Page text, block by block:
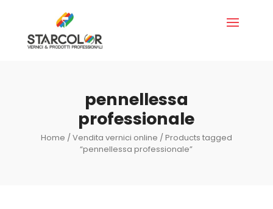
pennellessa
professionale
Home /Vendita vernici online / Products tagged
“pennellessa professionale”